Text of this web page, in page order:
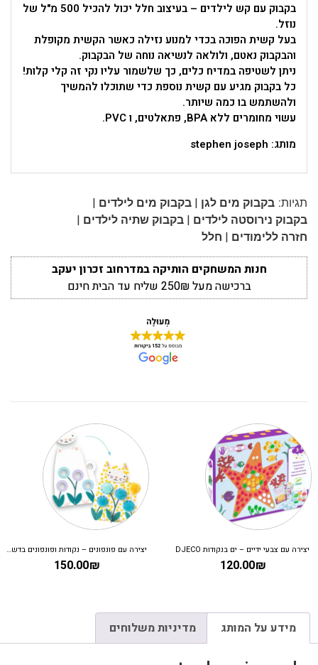
בקבוק עם קש לילדים – בעיצוב חלל יכול להכיל 500 מ"ל של
נוזל.
בעל קשית הפוכה בכדי למנוע נזילה כאשר הקשית מקופלת
והבקבוק נאטם, ולולאה לנשיאה נוחה של הבקבוק.
ניתן לשטיפה במדיח כלים, כך שלשמור עליו נקי זה קלי קלות!
כל בקבוק מגיע עם קשית נוספת כדי שתוכלו להמשיך
ולהשתמש בו כמה שיותר.
עשוי מחומרים ללא BPA, פתאלטים, ו PVC.
מותג: stephen joseph
תגיות: בקבוק מים לגן | בקבוק מים לילדים |
בקבוק נירוסטה לילדים | בקבוק שתיה לילדים |
חזרה ללימודים | חלל
חנות המשחקים הותיקה במדרחוב זכרון יעקב
ברכישה מעל 250₪ שליח עד הבית חינם
יצירה עם פונפונים – נקודות ופונפונים בדשא DJECO ערכת יצירה – עיצוב אופנה קרולין משחק
מידע על המותג מדיניות משלוחים